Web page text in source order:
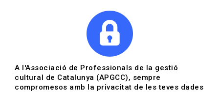
Actualitza't
Vols estar al dia?
A l'Associació de Professionals de la gestió
cultural de Catalunya (APGCC), sempre
compromesos amb la privacitat de les teves dades